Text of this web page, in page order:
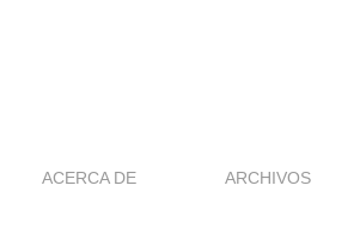
ACERCA DE ARCHIVOS